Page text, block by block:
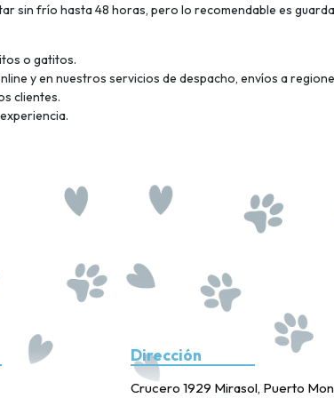
sin frío hasta 48 horas, pero lo recomendable es
o gatitos.
y en nuestros servicios de despacho, envíos a
clientes.
Dirección
Crucero 1929 Mirasol, Puerto